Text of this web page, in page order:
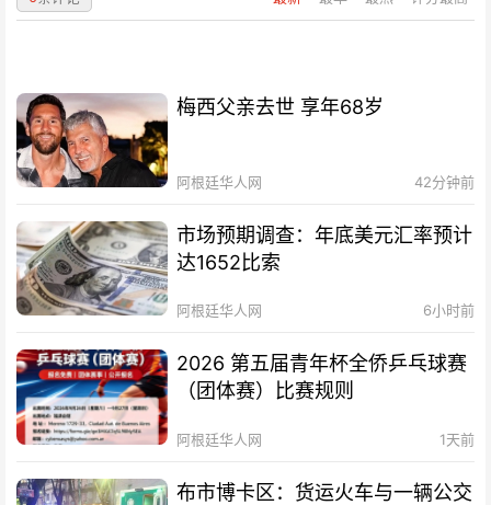
梅西父亲去世 享年68岁
阿根廷华人网 42分钟前
市场预期调查：年底美元汇率预计
达1652比索
阿根廷华人网 6小时前
2026 第五届青年杯全侨乒乓球赛
（团体赛）比赛规则
阿根廷华人网 1天前
布市博卡区：货运火车与一辆公交